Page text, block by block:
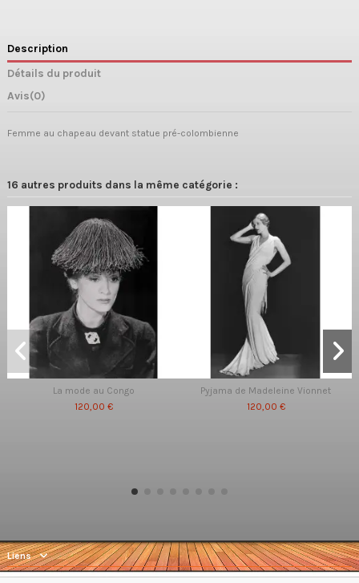
Description
Détails du produit
Avis(0)
Femme au chapeau devant statue pré-colombienne
16 autres produits dans la même catégorie :
La mode au Congo
120,00 €
Pyjama de Madeleine Vionnet
120,00 €
Liens